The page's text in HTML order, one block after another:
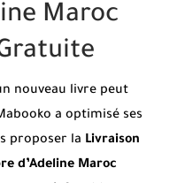
Maroc
nouveau livre peut
a optimisé ses
proposer la Livraison
d’Adeline Maroc